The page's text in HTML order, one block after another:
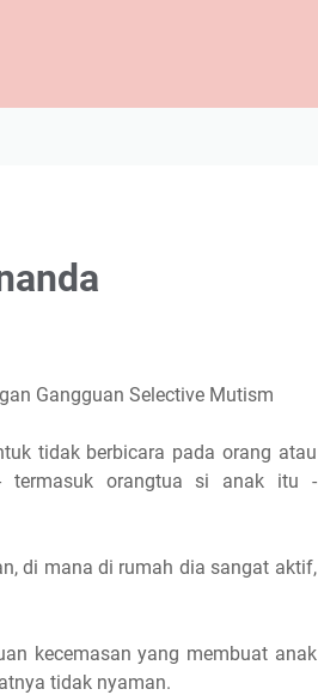
Gangguan Selective Mutism
tidak berbicara pada orang atau
termasuk orangtua si anak itu -
di mana di rumah dia sangat aktif,
kecemasan yang membuat anak
tidak nyaman.